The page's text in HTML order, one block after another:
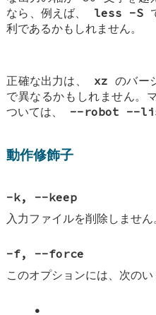
なら、例えば、 less -S
利であるかもしれません。
正確な出力は、 xz のバー
で異なるかもしれません。
ついては、 --robot --
動作修飾子
-k, --keep
入力ファイルを削除しません
-f, --force
このオプションには、次の
•